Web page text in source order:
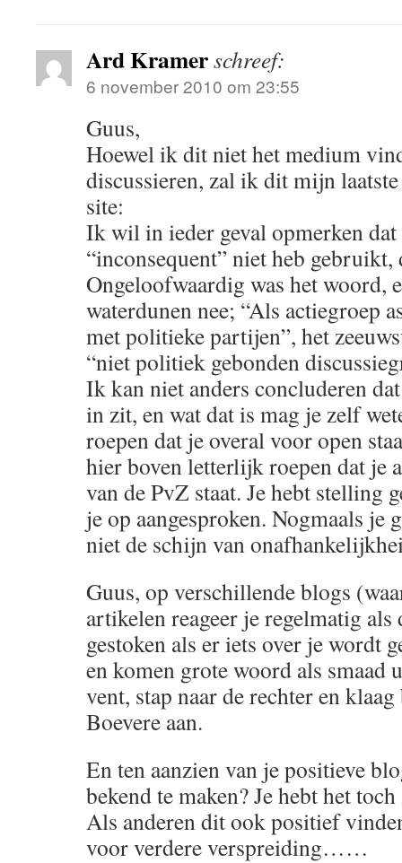
Ard Kramerschreef:
6 november 2010 om 23:55
Guus,
Hoewel ik dit niet het medium
discussieren, zal ik dit mijn
site:
Ik wil in ieder geval opmerken
“inconsequent” niet heb
Ongeloofwaardig was het woord,
waterdunen nee; “Als actiegroep
met politieke partijen”, het
“niet politiek gebonden
Ik kan niet anders concluderen
in zit, en wat dat is mag je zelf
roepen dat je overal voor open
hier boven letterlijk roepen dat je
van de PvZ staat. Je hebt stelling
je op aangesproken. Nogmaals je
niet de schijn van
Guus, op verschillende blogs
artikelen reageer je regelmatig als
gestoken als er iets over je wordt
en komen grote woord als smaad
vent, stap naar de rechter en
Boevere aan.
En ten aanzien van je positieve
bekend te maken? Je hebt het
Als anderen dit ook positief
voor verdere verspreiding……